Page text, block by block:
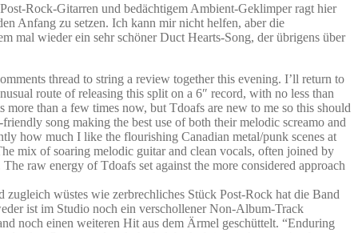
Rock-Gitarren und bedächtigem Ambient-Geklimper ragt hier
Anfang zu setzen. Ich kann mir nicht helfen, aber die
mal wieder ein sehr schöner Duct Hearts-Song, der übrigens über
thread to string a review together this evening. I’ll return to
route of releasing this split on a 6″ record, with no less than
than a few times now, but Tdoafs are new to me so this should
song making the best use of both their melodic screamo and
how much I like the flourishing Canadian metal/punk scenes at
mix of soaring melodic guitar and clean vocals, often joined by
raw energy of Tdoafs set against the more considered approach
wüstes wie zerbrechliches Stück Post-Rock hat die Band
ist im Studio noch ein verschollener Non-Album-Track
noch einen weiteren Hit aus dem Ärmel geschüttelt. “Enduring